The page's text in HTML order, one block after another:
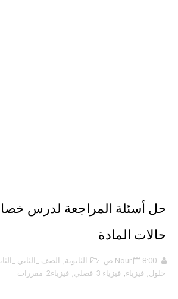
حل أسئلة المراجعة لدرس
حالات المادة
Nour 8:00 ص الثانوية, الصف _الثاني
حلول, فيزياء, فيزياء 3_فصلي , فيزياء2_مقررات